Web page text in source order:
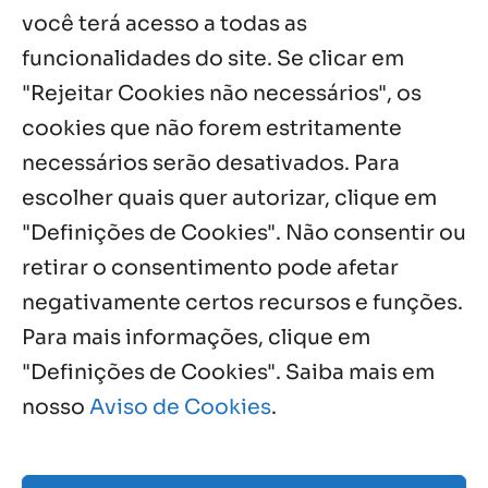
você terá acesso a todas as
funcionalidades do site. Se clicar em
"Rejeitar Cookies não necessários", os
cookies que não forem estritamente
necessários serão desativados. Para
escolher quais quer autorizar, clique em
"Definições de Cookies". Não consentir ou
retirar o consentimento pode afetar
negativamente certos recursos e funções.
Para mais informações, clique em
"Definições de Cookies". Saiba mais em
nosso Aviso de Cookies.
Palavra Diária (02/08/2026)
Notícias por Categoria
Agosto, 2026